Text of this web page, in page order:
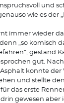
und
wie es der
immer wieder
„so komisch
gestand
gut.
konnte der
und stellte
das erste
gewesen aber